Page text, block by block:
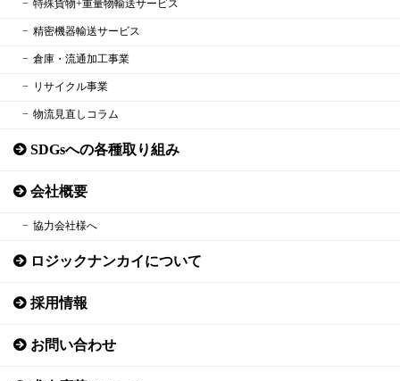
特殊貨物+重量物輸送サービス
精密機器輸送サービス
倉庫・流通加工事業
リサイクル事業
物流見直しコラム
SDGsへの各種取り組み
会社概要
協力会社様へ
ロジックナンカイについて
採用情報
お問い合わせ